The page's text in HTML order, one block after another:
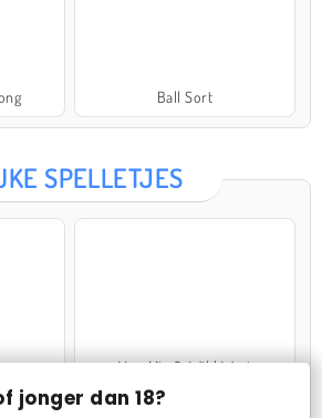
jonger dan 18?
Ball Sort
SPELLETJES
VegaMix 2: Wild West